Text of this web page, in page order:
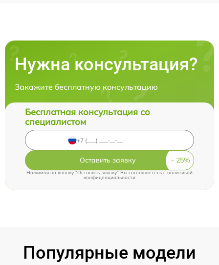
Нужна консультация?
Закажите бесплатную консультацию
Бесплатная консультация со
специалистом
Оставить заявку
Нажимая на кнопку "Оставить заявку" Вы соглашаетесь cполитикой
конфиденциальности
Популярные модели